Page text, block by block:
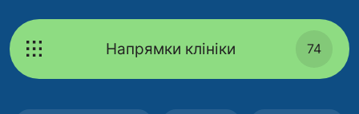
Напрямки клініки 74